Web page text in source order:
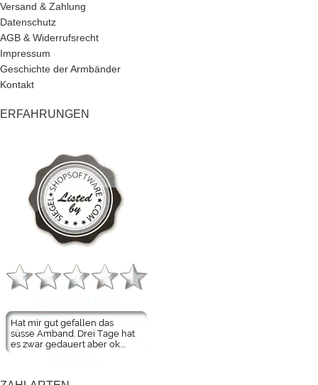
Versand & Zahlung
Datenschutz
AGB & Widerrufsrecht
Impressum
Geschichte der Armbänder
Kontakt
ERFAHRUNGEN